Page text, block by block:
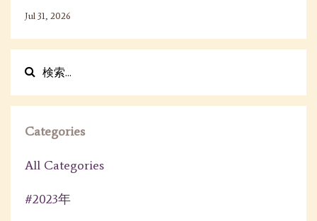
Jul 31, 2026
Categories
All Categories
#2023年